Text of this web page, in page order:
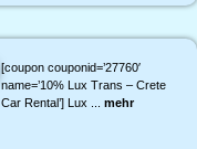
[coupon couponid=’27760′
name=’10% Lux Trans – Crete
Car Rental’] Lux ... mehr